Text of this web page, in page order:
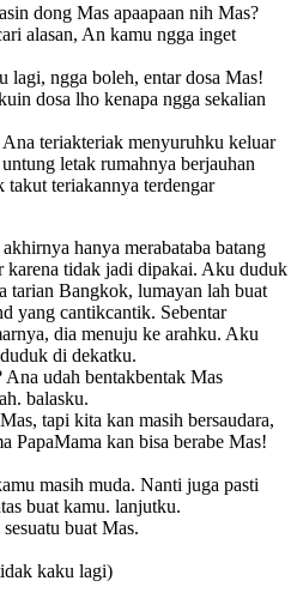
dong Mas apaapaan nih Mas?
alasan, An kamu ngga inget
lagi, ngga boleh, entar dosa Mas!
dosa lho kenapa ngga sekalian
teriakteriak menyuruhku keluar
letak rumahnya berjauhan
takut teriakannya terdengar
hanya merabataba batang
karena tidak jadi dipakai. Aku duduk
tarian Bangkok, lumayan lah buat
yang cantikcantik. Sebentar
dia menuju ke arahku. Aku
di dekatku.
udah bentakbentak Mas
balasku.
tapi kita kan masih bersaudara,
PapaMama kan bisa berabe Mas!
masih muda. Nanti juga pasti
buat kamu. lanjutku.
buat Mas.
kaku lagi)